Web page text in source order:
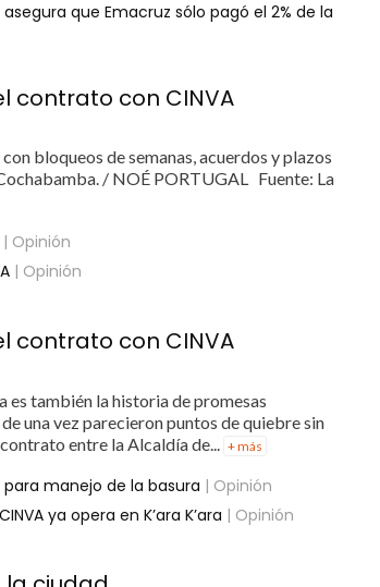
que Emacruz sólo pagó el 2% de la
contrato con CINVA
bloqueos de semanas, acuerdos y plazos
/ NOÉ PORTUGAL Fuente: La
| Opinión
| Opinión
contrato con CINVA
es también la historia de promesas
una vez parecieron puntos de quiebre sin
entre la Alcaldía de...
+ más
manejo de la basura | Opinión
ya opera en K’ara K’ara | Opinión